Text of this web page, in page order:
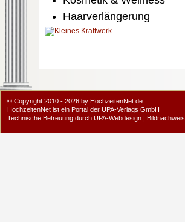
Haarverlängerung
© Copyright 2010 - 2026 by HochzeitenNet.de
HochzeitenNet ist ein Portal der UPA-Verlags GmbH
Technische Betreuung durch UPA-Webdesign | Bildnachweis